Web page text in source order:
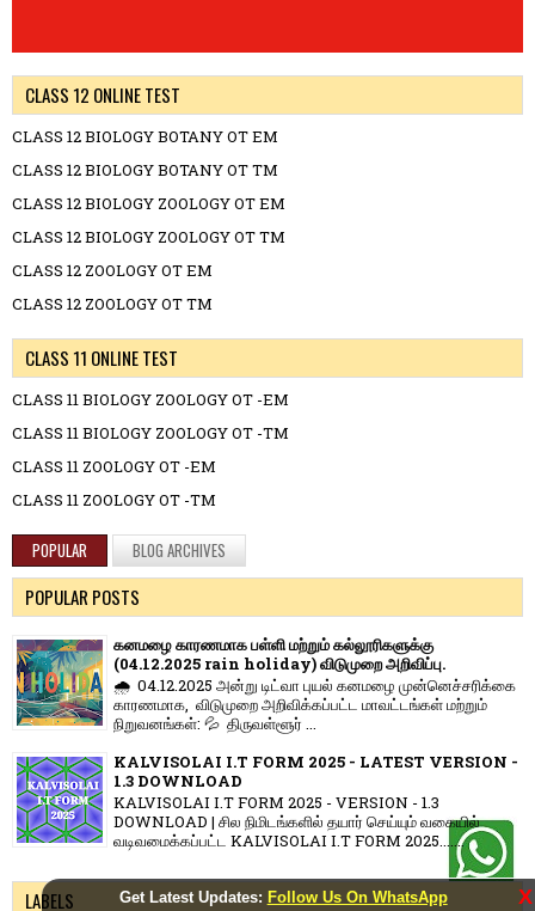
Get Latest Updates: Follow Us On WhatsApp X
CLASS 12 ONLINE TEST
CLASS 12 BIOLOGY BOTANY OT EM
CLASS 12 BIOLOGY BOTANY OT TM
CLASS 12 BIOLOGY ZOOLOGY OT EM
CLASS 12 BIOLOGY ZOOLOGY OT TM
CLASS 12 ZOOLOGY OT EM
CLASS 12 ZOOLOGY OT TM
CLASS 11 ONLINE TEST
CLASS 11 BIOLOGY ZOOLOGY OT -EM
CLASS 11 BIOLOGY ZOOLOGY OT -TM
CLASS 11 ZOOLOGY OT -EM
CLASS 11 ZOOLOGY OT -TM
POPULAR BLOG ARCHIVES
POPULAR POSTS
கனமழை காரணமாக பள்ளி மற்றும் கல்லூரிகளுக்கு
(04.12.2025 rain holiday) விடுமுறை அறிவிப்பு.
🌧️ 04.12.2025 அன்று டிட்வா புயல் கனமழை முன்னெச்சரிக்கை
காரணமாக, விடுமுறை அறிவிக்கப்பட்ட மாவட்டங்கள் மற்றும்
நிறுவனங்கள்: 💦 திருவள்ளூர் ...
KALVISOLAI I.T FORM 2025 - LATEST VERSION -
1.3 DOWNLOAD
KALVISOLAI I.T FORM 2025 - VERSION - 1.3
DOWNLOAD | சில நிமிடங்களில் தயார் செய்யும் வகையில்
வடிவமைக்கப்பட்ட KALVISOLAI I.T FORM 2025.......
LABELS